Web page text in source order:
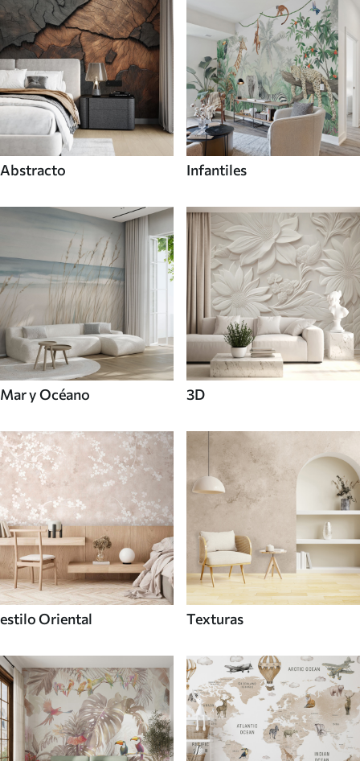
Abstracto Infantiles
Mar y Océano 3D
estilo Oriental Texturas